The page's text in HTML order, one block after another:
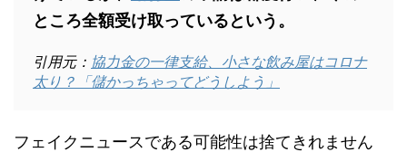
ところ全額受け取っているという。
引用元： 協力金の一律支給、小さな飲み屋はコロナ
太り？「儲かっちゃってどうしよう」
フェイクニュースである可能性は捨てきれません